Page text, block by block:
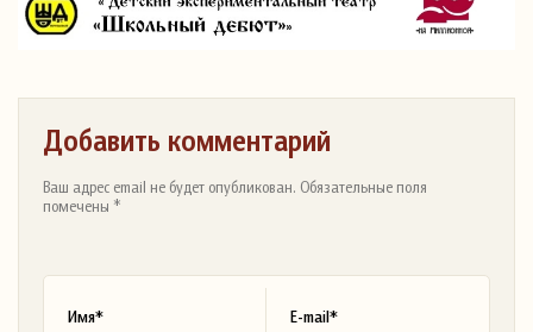
Добавить комментарий
Ваш адрес email не будет опубликован. Обязательные поля
помечены *